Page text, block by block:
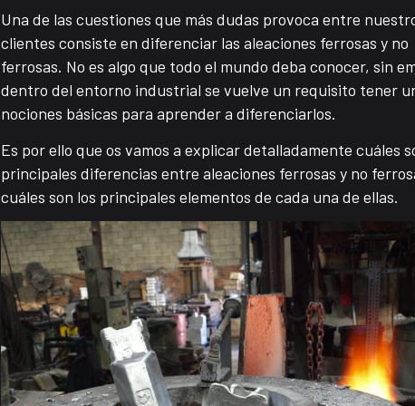
Una de las cuestiones que más dudas provoca entre
clientes consiste en diferenciar las aleaciones ferrosas y no
ferrosas. No es algo que todo el mundo deba conocer, sin
dentro del entorno industrial se vuelve un requisito tener
nociones básicas para aprender a diferenciarlos.
Es por ello que os vamos a explicar detalladamente cuáles
principales diferencias entre aleaciones ferrosas y no
cuáles son los principales elementos de cada una de ellas.